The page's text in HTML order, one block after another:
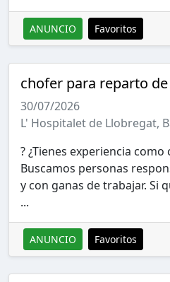
ANUNCIO Favoritos
chofer para reparto
30/07/2026
L' Hospitalet de Llobregat,
? ¿Tienes experiencia
Buscamos personas
y con ganas de trabajar. Si
...
ANUNCIO Favoritos